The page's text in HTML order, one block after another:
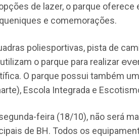
de lazer, o parque
e comemorações.
poliesportivas, pista de
o parque para realizar
O parque possui também
Escola Integrada e
feira (18/10), não será
de BH. Todos os